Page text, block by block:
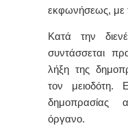
εκφωνήσεως, με
Κατά την
συντάσσεται
λήξη της
τον μειοδότη.
δημοπρασίας
όργανο.